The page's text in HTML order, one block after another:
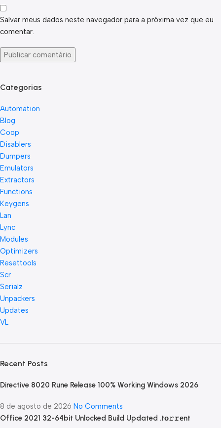
Salvar meus dados neste navegador para a próxima vez que eu
comentar.
Categorias
Automation
Blog
Coop
Disablers
Dumpers
Emulators
Extractors
Functions
Keygens
Lan
Lync
Modules
Optimizers
Resettools
Scr
Serialz
Unpackers
Updates
VL
Recent Posts
Directive 8020 Rune Release 100% Working Windows 2026
8 de agosto de 2026 No Comments
Office 2021 32-64bit Unlocked Build Updated .tо𝚛𝚛еnt